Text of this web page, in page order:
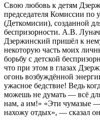
Свою любовь к детям
председателя Комиссии
(Деткомисии), созданной
беспризорности. А.В.
Дзержинский пришёл к
некоторую часть моих
борьбу с детской
что при этом в глазах
огонь возбуждённой
ужасное бедствие! Ведь
можешь не думать — всё
нам, а им!» «Эти чумазые
нахожу отдых», — сказал